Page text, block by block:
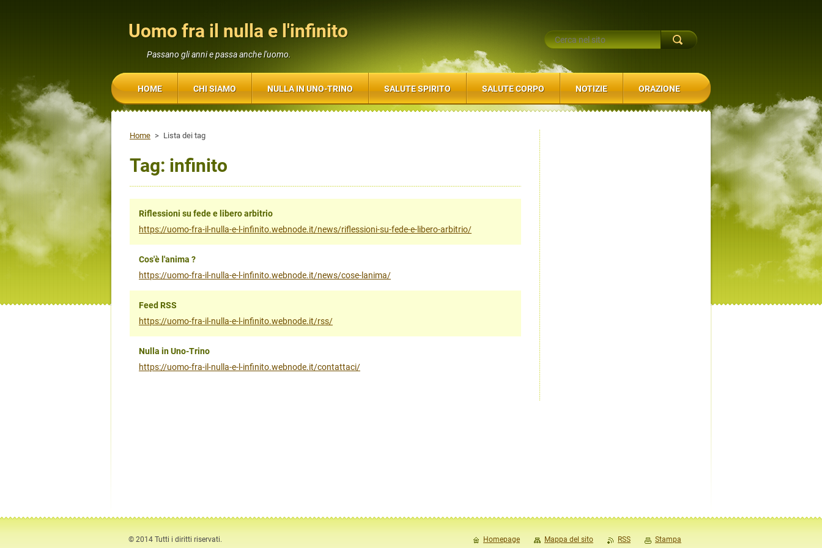
Uomo fra il nulla e l'infinito
Passano gli anni e passa anche l'uomo.
Home > Lista dei tag
Tag: infinito
Riflessioni su fede e libero arbitrio
https://uomo-fra-il-nulla-e-l-infinito.webnode.it/news/riflessioni-su-fede-e-libero-arbitrio/
Cos'è l'anima ?
https://uomo-fra-il-nulla-e-l-infinito.webnode.it/news/cose-lanima/
Feed RSS
https://uomo-fra-il-nulla-e-l-infinito.webnode.it/rss/
Nulla in Uno-Trino
https://uomo-fra-il-nulla-e-l-infinito.webnode.it/contattaci/
HOME CHI SIAMO NULLA IN UNO-TRINO SALUTE SPIRITO SALUTE CORPO NOTIZIE ORAZIONE
© 2014 Tutti i diritti riservati. Homepage Mappa del sito RSS Stampa